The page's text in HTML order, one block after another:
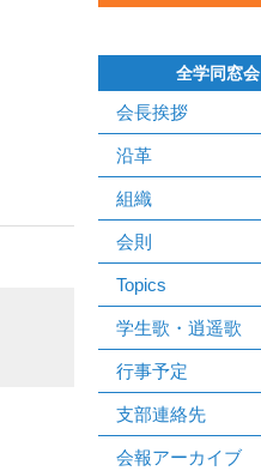
全学同窓会
会長挨拶
沿革
組織
会則
Topics
学生歌・逍遥歌
行事予定
支部連絡先
会報アーカイブ